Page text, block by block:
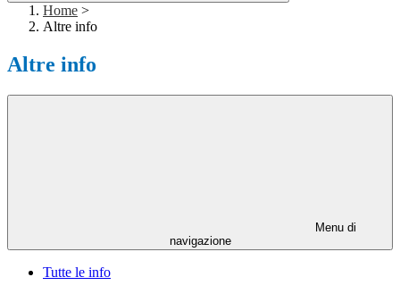
Home >
Altre info
Altre info
Menu di
navigazione
Tutte le info